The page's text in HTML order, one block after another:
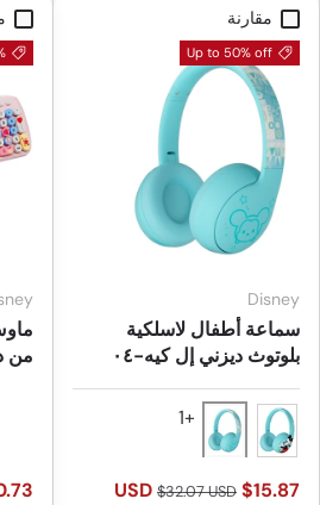
مقارنة
Up to 50% off
Disney
سماعة أطفال لاسلكية
بلوتوث ديزني إل كيه-٠٤
$15.87 USD
$32.07 USD
USD